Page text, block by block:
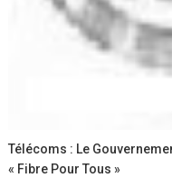
Télécoms : Le
« Fibre Pour Tous »